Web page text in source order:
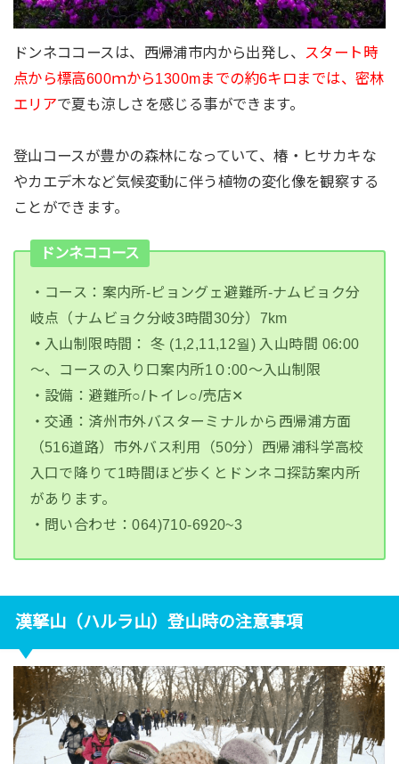
ドンネココースは、西帰浦市内から出発し、
スタート時
点から標高600ｍから1300mまでの約6キロまでは、密林
エリアで夏も涼しさを感じる事ができます。
登山コースが豊かの森林になっていて、椿・ヒサカキな
やカエデ木など気候変動に伴う植物の変化像を観察する
ことができます。
ドンネココース
・コース：案内所-ピョングェ避難所-ナムビョク分
岐点（ナムビョク分岐3時間30分）7km
・ 入山制限時間： 冬 (1,2,11,12월) 入山時間 06:00
～、 コース の入り口案内所1０:00～入山制限
・設備：避難所○/トイレ○/売店✕
・交通：済州市外バスターミナルから西帰浦方面
（516道路）市外バス利用（50分）西帰浦科学高校
入口で降りて1時間ほど歩くとドンネコ探訪案内所
があります。
・問い合わせ：064)710-6920~3
漢拏山（ハルラ山）登山時の注意事項